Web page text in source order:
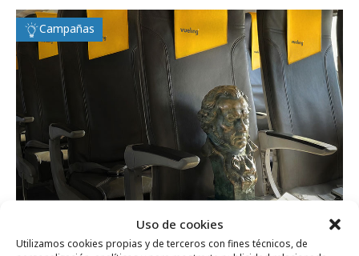
Uso de cookies
Utilizamos cookies propias y de terceros con fines técnicos, de
Campañas